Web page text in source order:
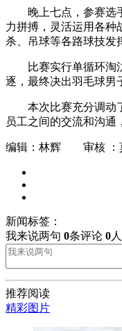
晚上七点，参赛选
力拼搏，灵活运用各种
杀、吊球等各路球技发
比赛实行单循环淘
逐，最终决出羽毛球男
本次比赛充分调动
员工之间的交流和沟通
编辑：林辉 审核 ：
新闻标签：
我来说两句 0条评论 0
推荐阅读